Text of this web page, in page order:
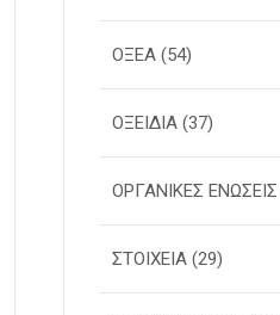
ΟΞΕΑ (54)
ΟΞΕΙΔΙΑ (37)
ΟΡΓΑΝΙΚΕΣ ΕΝΩΣΕΙΣ
ΣΤΟΙΧΕΙΑ (29)